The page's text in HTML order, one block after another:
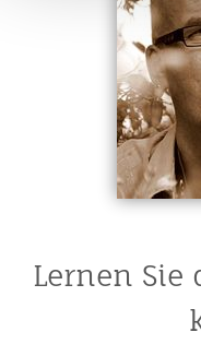
Lernen Sie